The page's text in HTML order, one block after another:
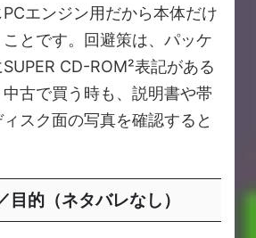
エンジン用だから本体だけ
とです。回避策は、パッケ
CD-ROM²表記がある
古で買う時も、説明書や帯
スク面の写真を確認すると
目的（ネタバレなし）